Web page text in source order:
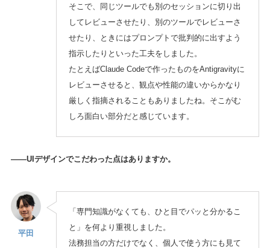
そこで、同じツールでも別のセッションに切り出
してレビューさせたり、別のツールでレビューさ
せたり、ときにはプロンプトで批判的に出すよう
指示したりといった工夫をしました。
たとえばClaude Codeで作ったものをAntigravityに
レビューさせると、観点や性能の違いからかなり
厳しく指摘されることもありましたね。そこがむ
しろ面白い部分だと感じています。
——UIデザインでこだわった点はありますか。
平田
「専門知識がなくても、ひと目でパッと分かるこ
と」を何より重視しました。
法務担当の方だけでなく、個人で使う方にも見て